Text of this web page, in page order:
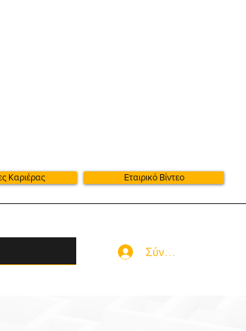
Καριέρας Εταιρικό Βίντεο
Σύνδεση